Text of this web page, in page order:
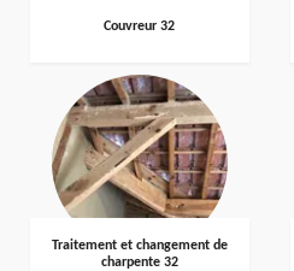
Couvreur 32
Traitement et changement de
charpente 32